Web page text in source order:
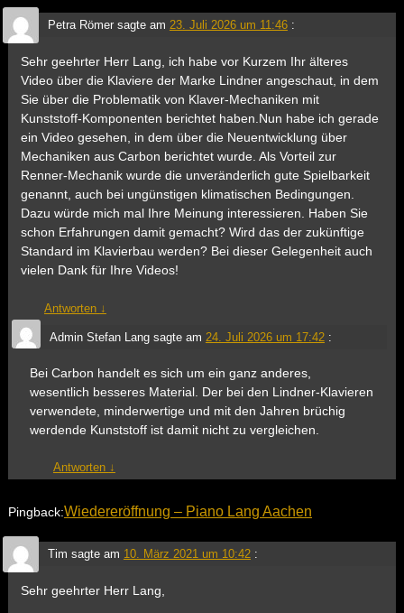
Petra Römersagte am 23. Juli 2026 um 11:46 :
Sehr geehrter Herr Lang, ich habe vor Kurzem Ihr älteres
Video über die Klaviere der Marke Lindner angeschaut, in dem
Sie über die Problematik von Klaver-Mechaniken mit
Kunststoff-Komponenten berichtet haben.Nun habe ich gerade
ein Video gesehen, in dem über die Neuentwicklung über
Mechaniken aus Carbon berichtet wurde. Als Vorteil zur
Renner-Mechanik wurde die unveränderlich gute Spielbarkeit
genannt, auch bei ungünstigen klimatischen Bedingungen.
Dazu würde mich mal Ihre Meinung interessieren. Haben Sie
schon Erfahrungen damit gemacht? Wird das der zukünftige
Standard im Klavierbau werden? Bei dieser Gelegenheit auch
vielen Dank für Ihre Videos!
Antworten ↓
Admin Stefan Langsagte am 24. Juli 2026 um 17:42 :
Bei Carbon handelt es sich um ein ganz anderes,
wesentlich besseres Material. Der bei den Lindner-Klavieren
verwendete, minderwertige und mit den Jahren brüchig
werdende Kunststoff ist damit nicht zu vergleichen.
Antworten ↓
Pingback:Wiedereröffnung – Piano Lang Aachen
Tim sagte am 10. März 2021 um 10:42 :
Sehr geehrter Herr Lang,